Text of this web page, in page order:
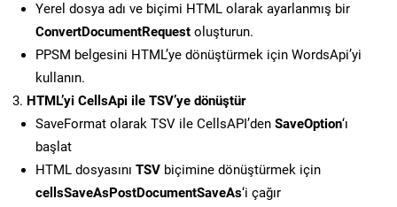
Yerel dosya adı ve biçimi HTML olarak ayarlanmış bir
ConvertDocumentRequest oluşturun.
PPSM belgesini HTML’ye dönüştürmek için WordsApi’yi
kullanın.
HTML’yi CellsApi ile TSV’ye dönüştür
SaveFormat olarak TSV ile CellsAPI’den SaveOption‘ı
başlat
HTML dosyasını TSV biçimine dönüştürmek için
cellsSaveAsPostDocumentSaveAs‘i çağır